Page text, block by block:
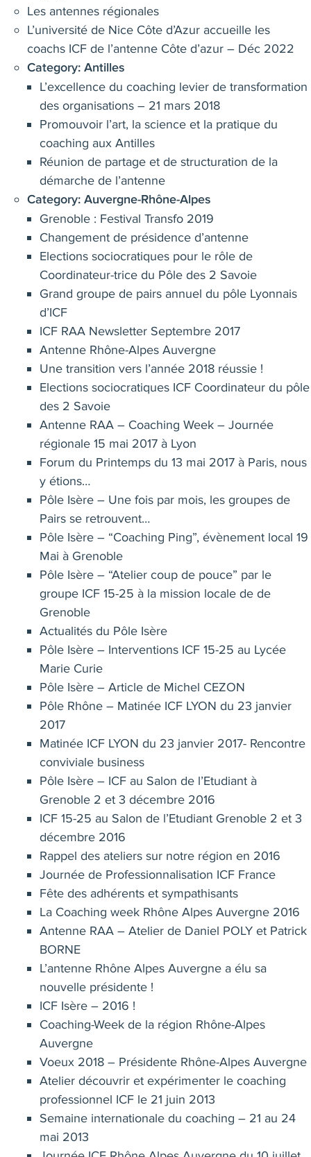
Les antennes régionales
L’université de Nice Côte d’Azur accueille les
coachs ICF de l’antenne Côte d’azur – Déc 2022
Category: Antilles
L’excellence du coaching levier de transformation
des organisations – 21 mars 2018
Promouvoir l’art, la science et la pratique du
coaching aux Antilles
Réunion de partage et de structuration de la
démarche de l’antenne
Category: Auvergne-Rhône-Alpes
Grenoble : Festival Transfo 2019
Changement de présidence d’antenne
Elections sociocratiques pour le rôle de
Coordinateur-trice du Pôle des 2 Savoie
Grand groupe de pairs annuel du pôle Lyonnais
d’ICF
ICF RAA Newsletter Septembre 2017
Antenne Rhône-Alpes Auvergne
Une transition vers l’année 2018 réussie !
Elections sociocratiques ICF Coordinateur du pôle
des 2 Savoie
Antenne RAA – Coaching Week – Journée
régionale 15 mai 2017 à Lyon
Forum du Printemps du 13 mai 2017 à Paris, nous
y étions…
Pôle Isère – Une fois par mois, les groupes de
Pairs se retrouvent…
Pôle Isère – “Coaching Ping”, évènement local 19
Mai à Grenoble
Pôle Isère – “Atelier coup de pouce” par le
groupe ICF 15-25 à la mission locale de de
Grenoble
Actualités du Pôle Isère
Pôle Isère – Interventions ICF 15-25 au Lycée
Marie Curie
Pôle Isère – Article de Michel CEZON
Pôle Rhône – Matinée ICF LYON du 23 janvier
2017
Matinée ICF LYON du 23 janvier 2017- Rencontre
conviviale business
Pôle Isère – ICF au Salon de l’Etudiant à
Grenoble 2 et 3 décembre 2016
ICF 15-25 au Salon de l’Etudiant Grenoble 2 et 3
décembre 2016
Rappel des ateliers sur notre région en 2016
Journée de Professionnalisation ICF France
Fête des adhérents et sympathisants
La Coaching week Rhône Alpes Auvergne 2016
Antenne RAA – Atelier de Daniel POLY et Patrick
BORNE
L’antenne Rhône Alpes Auvergne a élu sa
nouvelle présidente !
ICF Isère – 2016 !
Coaching-Week de la région Rhône-Alpes
Auvergne
Voeux 2018 – Présidente Rhône-Alpes Auvergne
Atelier découvrir et expérimenter le coaching
professionnel ICF le 21 juin 2013
Semaine internationale du coaching – 21 au 24
mai 2013